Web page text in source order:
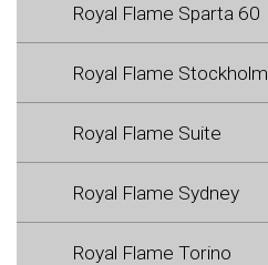
Royal Flame Sparta 60
Royal Flame Stockholm
Royal Flame Suite
Royal Flame Sydney
Royal Flame Torino